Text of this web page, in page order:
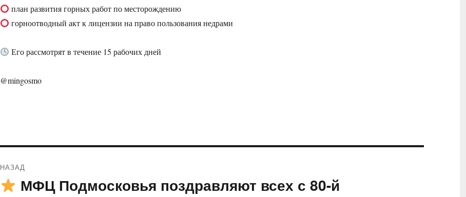
план развития горных работ по месторождению
горноотводный акт к лицензии на право пользования недрами
Его рассмотрят в течение 15 рабочих дней
@mingosmo
по
НАЗАД
Предыдущая
МФЦ Подмосковья поздравляют всех с 80-й